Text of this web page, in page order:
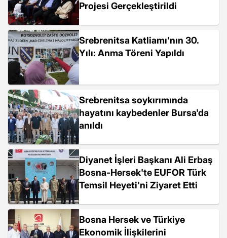
Projesi Gerçekleştirildi
Srebrenitsa Katliamı'nın 30.
Yılı: Anma Töreni Yapıldı
Srebrenitsa soykırımında
hayatını kaybedenler Bursa'da
anıldı
Diyanet İşleri Başkanı Ali Erbaş
Bosna-Hersek'te EUFOR Türk
Temsil Heyeti'ni Ziyaret Etti
Bosna Hersek ve Türkiye
Ekonomik İlişkilerini